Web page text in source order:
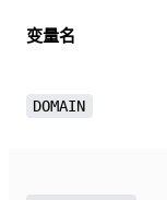
变量名
DOMAIN